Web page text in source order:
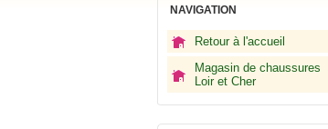
NAVIGATION
Retour à l'accueil
Magasin de chaussures
Loir et Cher